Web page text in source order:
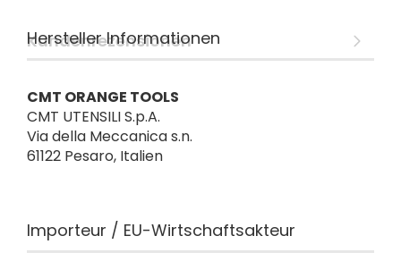
Kundenrezensionen
Hersteller Informationen
CMT ORANGE TOOLS
CMT UTENSILI S.p.A.
Via della Meccanica s.n.
61122 Pesaro, Italien
Importeur / EU-Wirtschaftsakteur